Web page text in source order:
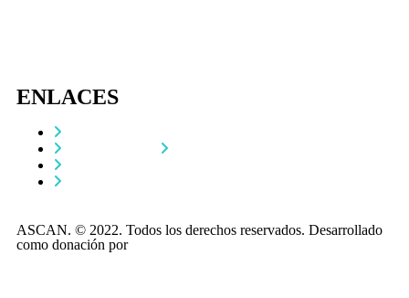
ENLACES
ASCAN. © 2022. Todos los derechos reservados. Desarrollado
como donación por